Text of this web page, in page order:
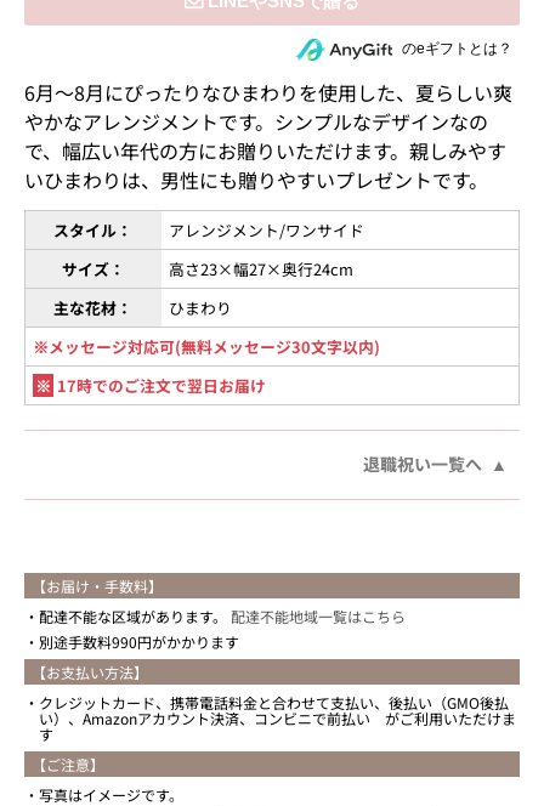
住所を知らない相手にeギフトで贈るのeギフトとは？
6月〜8月にぴったりなひまわりを使用した、夏らしい爽
やかなアレンジメントです。シンプルなデザインなの
で、幅広い年代の方にお贈りいただけます。親しみやす
いひまわりは、男性にも贈りやすいプレゼントです。
スタイル：
アレンジメント/ワンサイド
サイズ：
高さ23×幅27×奥行24cm
主な花材：
ひまわり
※メッセージ対応可(無料メッセージ30文字以内)
※ 17時でのご注文で翌日お届け
退職祝い一覧へ
【お届け・手数料】
配達不能な区域があります。 配達不能地域一覧はこちら
別途手数料990円がかかります
【お支払い方法】
クレジットカード、携帯電話料金と合わせて支払い、後払い（GMO後払
い）、Amazonアカウント決済、コンビニで前払い がご利用いただけま
す
【ご注意】
写真はイメージです。